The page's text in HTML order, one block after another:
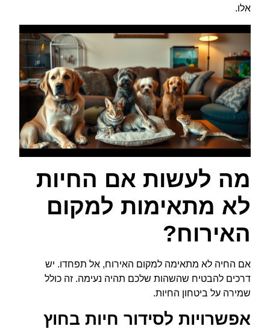
אלו.
מה לעשות אם החיות
לא מתאימות למקום
האירוח?
אם החיה לא מתאימה למקום האירוח, אל תפחדו. יש
דרכים להבטיח שהשהות שלכם תהיה נעימה. זה כולל
שמירה על ביטחון החיות.
אפשרויות לסידור חיות בחוץ